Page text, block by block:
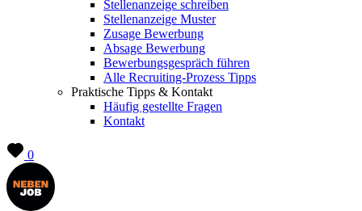
Stellenanzeige schreiben
Stellenanzeige Muster
Zusage Bewerbung
Absage Bewerbung
Bewerbungsgespräch führen
Alle Recruiting-Prozess Tipps
Praktische Tipps & Kontakt
Häufig gestellte Fragen
Kontakt
0